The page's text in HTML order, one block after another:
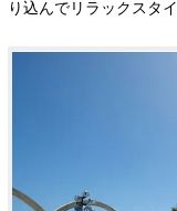
り込んでリラックスタ